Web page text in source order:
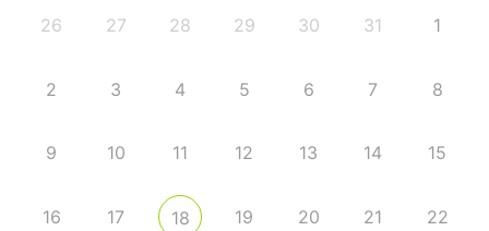
26 27 28 29 30 31 1
2 3 4 5 6 7 8
9 10 11 12 13 14 15
16 17 18 19 20 21 22